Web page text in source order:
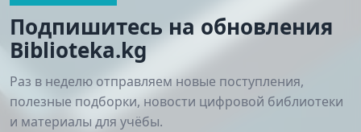
Подпишитесь на обновления
Biblioteka.kg
Раз в неделю отправляем новые поступления,
полезные подборки, новости цифровой библиотеки
и материалы для учёбы.